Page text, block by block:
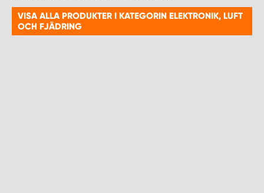
VISA ALLA PRODUKTER I KATEGORIN ELEKTRONIK, LUFT
OCH FJÄDRING